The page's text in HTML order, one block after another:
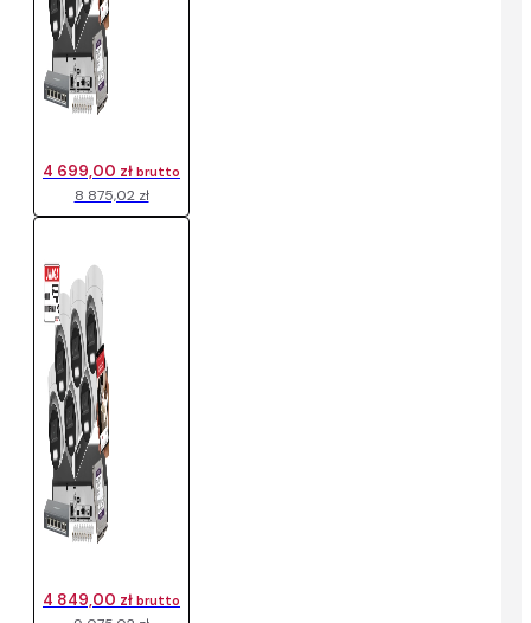
8 875,02 zł
4 699,00 zł brutto
4 849,00 zł brutto